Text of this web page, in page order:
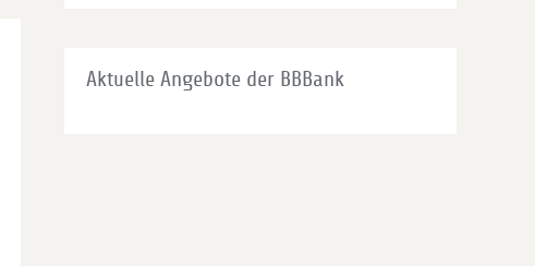
Aktuelle Angebote der BBBank